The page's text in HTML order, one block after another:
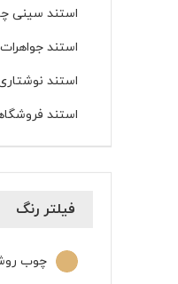
استند سینی
استند
استند
استند
فیلتر رنگ
چوب